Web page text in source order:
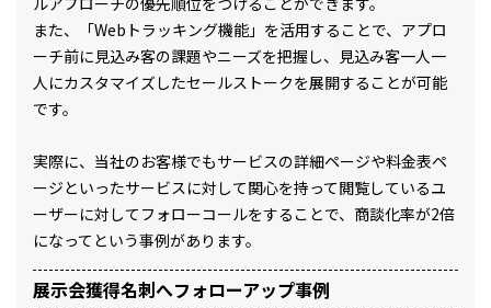
また、「Webトラッキング機能」を活用することで、アプロ
ーチ前に見込み客の課題やニーズを把握し、見込み客一人一
人にカスタマイズしたセールストークを展開することが可能
です。
実際に、当社のお客様でもサービスの詳細ページや料金表ペ
ージといったサービスに対して関心を持って閲覧しているユ
ーザーに対してフォローコールをすることで、商談化率が2倍
になってという事例があります。
展示会獲得名刺へフォローアップ事例